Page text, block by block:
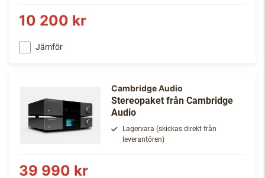
10 200 kr
Jämför
Cambridge Audio
Stereopaket från Cambridge
Audio
Lagervara (skickas direkt från
leverantören)
39 990 kr